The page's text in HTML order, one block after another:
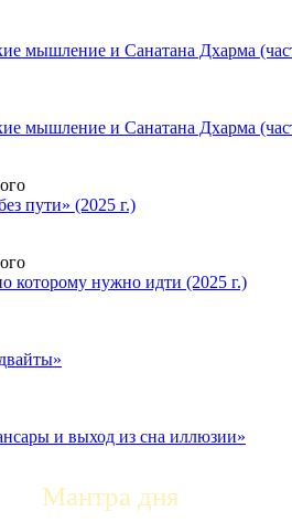
мышление и Санатана Дхарма
мышление и Санатана Дхарма
пути» (2025 г.)
которому нужно идти (2025 г.)
и выход из сна иллюзии»
Мантра дня